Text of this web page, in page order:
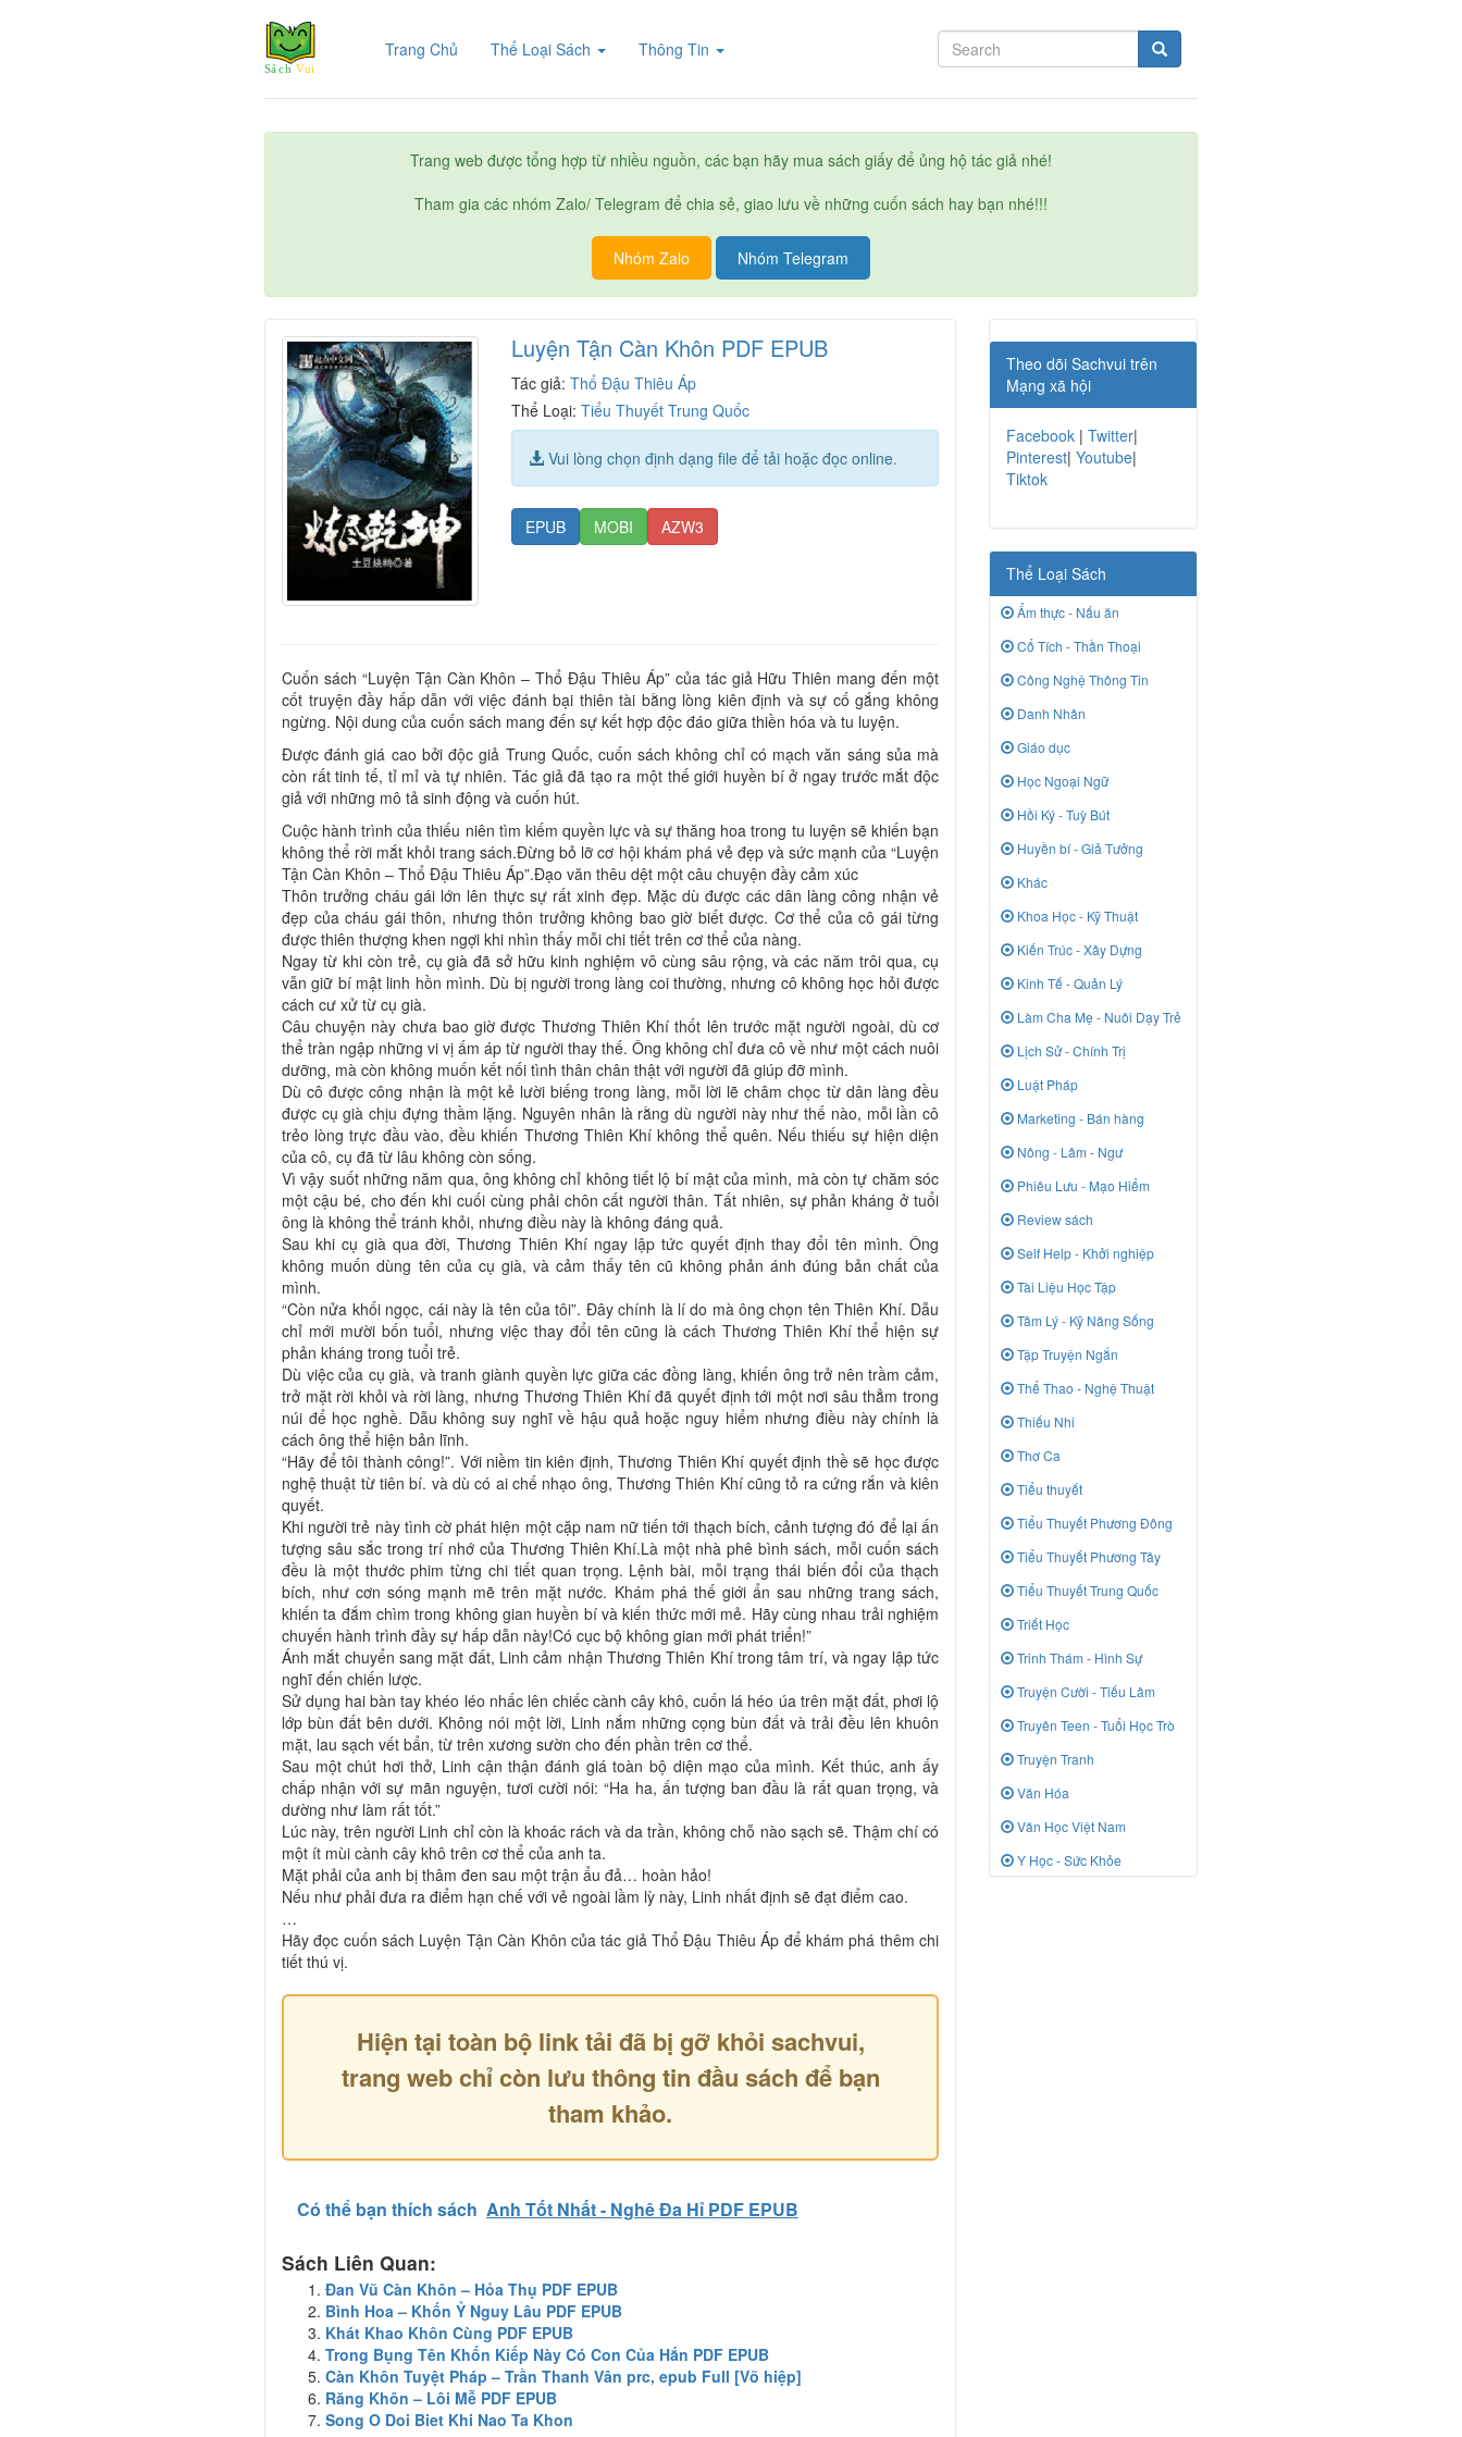
Trang Chủ (current)Thể Loại Sách Thông Tin
Trang web được tổng hợp từ nhiều nguồn, các bạn hãy mua sách giấy để ủng hộ tác giả nhé!
Tham gia các nhóm Zalo/ Telegram để chia sẻ, giao lưu về những cuốn sách hay bạn nhé!!!
Nhóm Zalo Nhóm Telegram
Luyện Tận Càn Khôn PDF EPUB
Tác giả:Thổ Đậu Thiêu Áp
Thể Loại:Tiểu Thuyết Trung Quốc
Vui lòng chọn định dạng file để tải hoặc đọc online.
EPUB MOBI AZW3
Cuốn sách “Luyện Tận Càn Khôn – Thổ Đậu Thiêu Áp” của tác giả Hữu Thiên mang đến một
cốt truyện đầy hấp dẫn với việc đánh bại thiên tài bằng lòng kiên định và sự cố gắng không
ngừng. Nội dung của cuốn sách mang đến sự kết hợp độc đáo giữa thiền hóa và tu luyện.
Được đánh giá cao bởi độc giả Trung Quốc, cuốn sách không chỉ có mạch văn sáng sủa mà
còn rất tinh tế, tỉ mỉ và tự nhiên. Tác giả đã tạo ra một thế giới huyền bí ở ngay trước mắt độc
giả với những mô tả sinh động và cuốn hút.
Cuộc hành trình của thiếu niên tìm kiếm quyền lực và sự thăng hoa trong tu luyện sẽ khiến bạn
không thể rời mắt khỏi trang sách.Đừng bỏ lỡ cơ hội khám phá vẻ đẹp và sức mạnh của “Luyện
Tận Càn Khôn – Thổ Đậu Thiêu Áp”.Đạo văn thêu dệt một câu chuyện đầy cảm xúc
Thôn trưởng cháu gái lớn lên thực sự rất xinh đẹp. Mặc dù được các dân làng công nhận vẻ
đẹp của cháu gái thôn, nhưng thôn trưởng không bao giờ biết được. Cơ thể của cô gái từng
được thiên thượng khen ngợi khi nhìn thấy mỗi chi tiết trên cơ thể của nàng.
Ngay từ khi còn trẻ, cụ già đã sở hữu kinh nghiệm vô cùng sâu rộng, và các năm trôi qua, cụ
vẫn giữ bí mật linh hồn mình. Dù bị người trong làng coi thường, nhưng cô không học hỏi được
cách cư xử từ cụ già.
Câu chuyện này chưa bao giờ được Thương Thiên Khí thốt lên trước mặt người ngoài, dù cơ
thể tràn ngập những vi vị ấm áp từ người thay thế. Ông không chỉ đưa cô về như một cách nuôi
dưỡng, mà còn không muốn kết nối tình thân chân thật với người đã giúp đỡ mình.
Dù cô được công nhận là một kẻ lười biếng trong làng, mỗi lời lẽ châm chọc từ dân làng đều
được cụ già chịu đựng thầm lặng. Nguyên nhân là rằng dù người này như thế nào, mỗi lần cô
trẻo lòng trực đầu vào, đều khiến Thương Thiên Khí không thể quên. Nếu thiếu sự hiện diện
của cô, cụ đã từ lâu không còn sống.
Vì vậy suốt những năm qua, ông không chỉ không tiết lộ bí mật của mình, mà còn tự chăm sóc
một cậu bé, cho đến khi cuối cùng phải chôn cất người thân. Tất nhiên, sự phản kháng ở tuổi
ông là không thể tránh khỏi, nhưng điều này là không đáng quả.
Sau khi cụ già qua đời, Thương Thiên Khí ngay lập tức quyết định thay đổi tên mình. Ông
không muốn dùng tên của cụ già, và cảm thấy tên cũ không phản ánh đúng bản chất của
mình.
“Còn nửa khối ngọc, cái này là tên của tôi”. Đây chính là lí do mà ông chọn tên Thiên Khí. Dẫu
chỉ mới mười bốn tuổi, nhưng việc thay đổi tên cũng là cách Thương Thiên Khí thể hiện sự
phản kháng trong tuổi trẻ.
Dù việc của cụ già, và tranh giành quyền lực giữa các đồng làng, khiến ông trở nên trầm cảm,
trở mặt rời khỏi và rời làng, nhưng Thương Thiên Khí đã quyết định tới một nơi sâu thẳm trong
núi để học nghề. Dẫu không suy nghĩ về hậu quả hoặc nguy hiểm nhưng điều này chính là
cách ông thể hiện bản lĩnh.
“Hãy để tôi thành công!”. Với niềm tin kiên định, Thương Thiên Khí quyết định thề sẽ học được
nghệ thuật từ tiên bí. và dù có ai chế nhạo ông, Thương Thiên Khí cũng tỏ ra cứng rắn và kiên
quyết.
Khi người trẻ này tình cờ phát hiện một cặp nam nữ tiến tới thạch bích, cảnh tượng đó để lại ấn
tượng sâu sắc trong trí nhớ của Thương Thiên Khí.Là một nhà phê bình sách, mỗi cuốn sách
đều là một thước phim từng chi tiết quan trọng. Lệnh bài, mỗi trạng thái biến đổi của thạch
bích, như cơn sóng mạnh mẽ trên mặt nước. Khám phá thế giới ẩn sau những trang sách,
khiến ta đắm chìm trong không gian huyền bí và kiến thức mới mẻ. Hãy cùng nhau trải nghiệm
chuyến hành trình đầy sự hấp dẫn này!Có cục bộ không gian mới phát triển!”
Ánh mắt chuyển sang mặt đất, Linh cảm nhận Thương Thiên Khí trong tâm trí, và ngay lập tức
nghĩ đến chiến lược.
Sử dụng hai bàn tay khéo léo nhấc lên chiếc cành cây khô, cuốn lá héo úa trên mặt đất, phơi lộ
lớp bùn đất bên dưới. Không nói một lời, Linh nắm những cọng bùn đất và trải đều lên khuôn
mặt, lau sạch vết bẩn, từ trên xương sườn cho đến phần trên cơ thể.
Sau một chút hơi thở, Linh cận thận đánh giá toàn bộ diện mạo của mình. Kết thúc, anh ấy
chấp nhận với sự mãn nguyện, tươi cười nói: “Ha ha, ấn tượng ban đầu là rất quan trọng, và
dường như làm rất tốt.”
Lúc này, trên người Linh chỉ còn là khoác rách và da trần, không chỗ nào sạch sẽ. Thậm chí có
một ít mùi cành cây khô trên cơ thể của anh ta.
Mặt phải của anh bị thâm đen sau một trận ẩu đả… hoàn hảo!
Nếu như phải đưa ra điểm hạn chế với vẻ ngoài lầm lỳ này, Linh nhất định sẽ đạt điểm cao.
…
Hãy đọc cuốn sách Luyện Tận Càn Khôn của tác giả Thổ Đậu Thiêu Áp để khám phá thêm chi
tiết thú vị.
Hiện tại toàn bộ link tải đã bị gỡ khỏi sachvui,
trang web chỉ còn lưu thông tin đầu sách để bạn
tham khảo.
Có thể bạn thích sách Anh Tốt Nhất - Nghê Đa Hỉ PDF EPUB
Sách Liên Quan:
Đan Vũ Càn Khôn – Hỏa Thụ PDF EPUB
Bình Hoa – Khốn Ỷ Nguy Lâu PDF EPUB
Khát Khao Khôn Cùng PDF EPUB
Trong Bụng Tên Khốn Kiếp Này Có Con Của Hắn PDF EPUB
Càn Khôn Tuyệt Pháp – Trần Thanh Vân prc, epub Full [Võ hiệp]
Răng Khôn – Lôi Mễ PDF EPUB
Song O Doi Biet Khi Nao Ta Khon
Theo dõi Sachvui trên
Mạng xã hội
Facebook | Twitter|
Pinterest| Youtube|
Tiktok
Thể Loại Sách
Ẩm thực - Nấu ăn
Cổ Tích - Thần Thoại
Công Nghệ Thông Tin
Danh Nhân
Giáo dục
Học Ngoại Ngữ
Hồi Ký - Tuỳ Bút
Huyền bí - Giả Tưởng
Khác
Khoa Học - Kỹ Thuật
Kiến Trúc - Xây Dựng
Kinh Tế - Quản Lý
Làm Cha Mẹ - Nuôi Dạy Trẻ
Lịch Sử - Chính Trị
Luật Pháp
Marketing - Bán hàng
Nông - Lâm - Ngư
Phiêu Lưu - Mạo Hiểm
Review sách
Self Help - Khởi nghiệp
Tài Liệu Học Tập
Tâm Lý - Kỹ Năng Sống
Tập Truyện Ngắn
Thể Thao - Nghệ Thuật
Thiếu Nhi
Thơ Ca
Tiểu thuyết
Tiểu Thuyết Phương Đông
Tiểu Thuyết Phương Tây
Tiểu Thuyết Trung Quốc
Triết Học
Trinh Thám - Hình Sự
Truyện Cười - Tiếu Lâm
Truyên Teen - Tuổi Học Trò
Truyện Tranh
Văn Hóa
Văn Học Việt Nam
Y Học - Sức Khỏe